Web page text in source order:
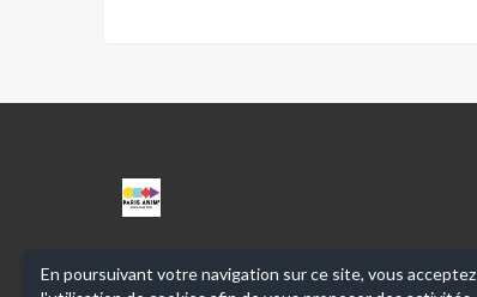
CPA
ANGEL
En poursuivant votre navigation sur ce site, vous acceptez